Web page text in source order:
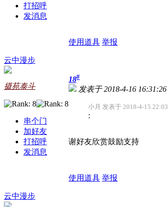
打招呼
发消息
使用道具 举报
云中漫步
摄苑泰斗
串个门
加好友
打招呼
发消息
18#
发表于 2018-4-16 16:31:26
小月 发表于 2018-4-15 22:03
:
谢好友欣赏鼓励支持
使用道具 举报
云中漫步